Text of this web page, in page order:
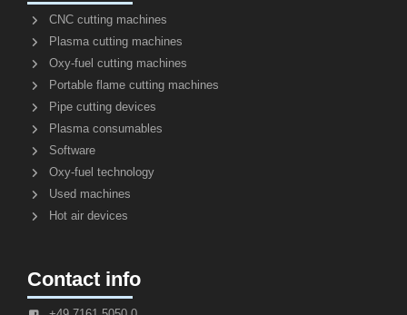
CNC cutting machines
Plasma cutting machines
Oxy-fuel cutting machines
Portable flame cutting machines
Pipe cutting devices
Plasma consumables
Software
Oxy-fuel technology
Used machines
Hot air devices
Contact info